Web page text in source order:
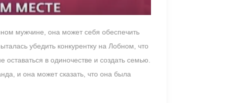
мужчине, она может себя обеспечить
убедить конкурентку на Лобном, что
в одиночестве и создать семью.
и она может сказать, что она была